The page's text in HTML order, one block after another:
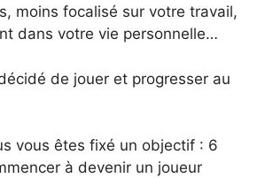
moins focalisé sur votre travail,
dans votre vie personnelle…
de jouer et progresser au
vous êtes fixé un objectif : 6
à devenir un joueur